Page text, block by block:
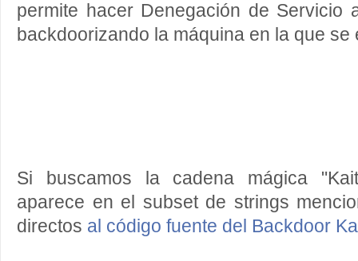
permite hacer Denegación de Servicio
backdoorizando la máquina en la que se
Si buscamos la cadena mágica
aparece en el subset de strings
directos al código fuente del Backdoor